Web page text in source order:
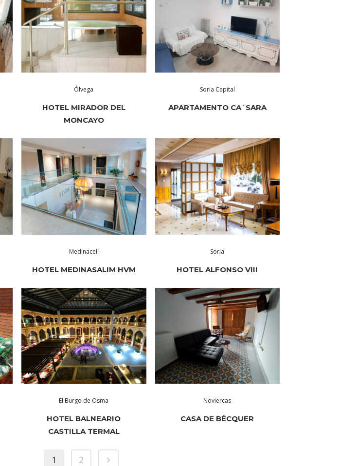
Ólvega
HOTEL MIRADOR DEL
MONCAYO
Soria Capital
APARTAMENTO CA´SARA
Medinaceli
HOTEL MEDINASALIM HVM
Soria
HOTEL ALFONSO VIII
El Burgo de Osma
HOTEL BALNEARIO
CASTILLA TERMAL
Noviercas
CASA DE BÉCQUER
1 2